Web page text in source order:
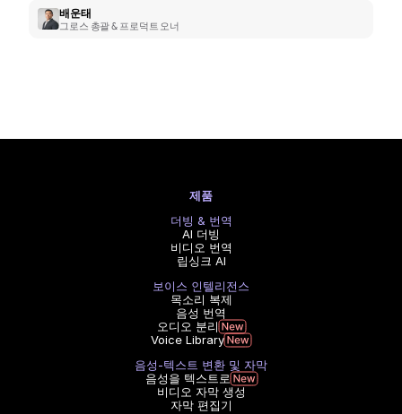
배운태
그로스 총괄 & 프로덕트 오너
제품
더빙 & 번역
AI 더빙
비디오 번역
립싱크 AI
보이스 인텔리전스
목소리 복제
음성 번역
오디오 분리
Voice Library
음성-텍스트 변환 및 자막
음성을 텍스트로
비디오 자막 생성
자막 편집기